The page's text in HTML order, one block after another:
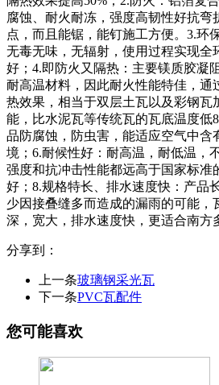
腐蚀、耐火耐冻，强度高韧性好抗弯
点，而且能锯，能钉施工方便。3.环
无毒无味，无辐射，使用过程实现全
好；4.即防火又隔热：主要镁质胶凝
耐高温材料，因此耐火性能特佳，通
热效果，相当于双层土瓦以及彩钢瓦
能，比水泥瓦等传统瓦的瓦底温度低
品防腐蚀，防虫害，能适应空气中含
境；6.耐候性好：耐高温，耐低温，
强度和抗冲击性能都远高于国家标准
好；8.规格特长、排水速度快：产品
少因接叠缝多而造成的漏雨的可能，
深，宽大，排水速度快，更适合南方
分享到：
上一条玻璃钢采光瓦
下一条PVC瓦配件
您可能喜欢